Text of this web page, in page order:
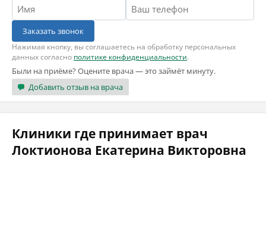
Заказать звонок
Нажимая кнопку, вы соглашаетесь на обработку персональных
данных согласно политике конфиденциальности.
Были на приёме? Оцените врача — это займёт минуту.
Добавить отзыв на врача
Клиники где принимает врач
Локтионова Екатерина Викторовна